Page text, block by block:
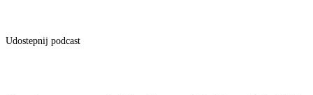
Udostepnij podcast